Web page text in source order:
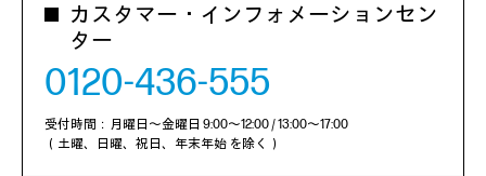
カスタマー・インフォメーションセン
ター
0120-436-555
受付時間：月曜日～金曜日 9:00～12:00 / 13:00～17:00
（土曜、日曜、祝日、年末年始 を除く）